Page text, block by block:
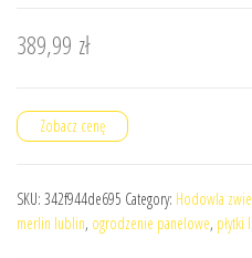
389,99 zł
Zobacz cenę
SKU: 342f944de695 Category: Hodowla
merlin lublin, ogrodzenie panelowe, płytki